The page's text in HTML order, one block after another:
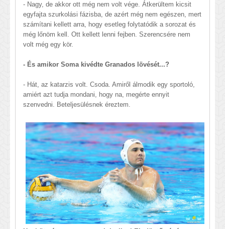
- Nagy, de akkor ott még nem volt vége. Átkerültem kicsit
egyfajta szurkolási fázisba, de azért még nem egészen, mert
számítani kellett arra, hogy esetleg folytatódik a sorozat és
még lőnöm kell. Ott kellett lenni fejben. Szerencsére nem
volt még egy kör.
- És amikor Soma kivédte Granados lövését...?
- Hát, az katarzis volt. Csoda. Amiről álmodik egy sportoló,
amiért azt tudja mondani, hogy na, megérte ennyit
szenvedni. Beteljesülésnek éreztem.